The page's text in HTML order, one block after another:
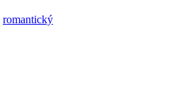
romantický